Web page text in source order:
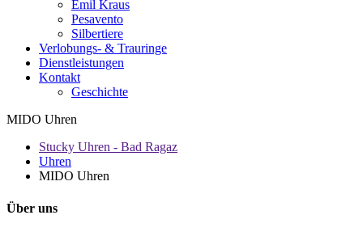
Emil Kraus
Pesavento
Silbertiere
Verlobungs- & Trauringe
Dienstleistungen
Kontakt
Geschichte
MIDO Uhren
Stucky Uhren - Bad Ragaz
Uhren
MIDO Uhren
Über uns